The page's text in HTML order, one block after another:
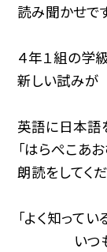
読み聞かせで
４年１組の学
新しい試みが
英語に日本語
「はらぺこあ
朗読をしてく
「よく知って
いつもと